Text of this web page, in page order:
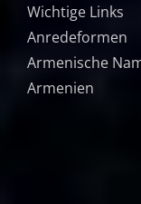
Wichtige Links
Anredeformen
Armenische
Armenien